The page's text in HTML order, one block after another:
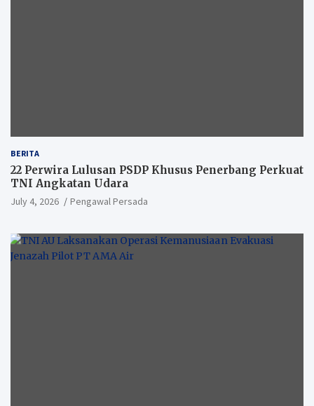
BERITA
22 Perwira Lulusan PSDP Khusus Penerbang Perkuat
TNI Angkatan Udara
July 4, 2026 Pengawal Persada